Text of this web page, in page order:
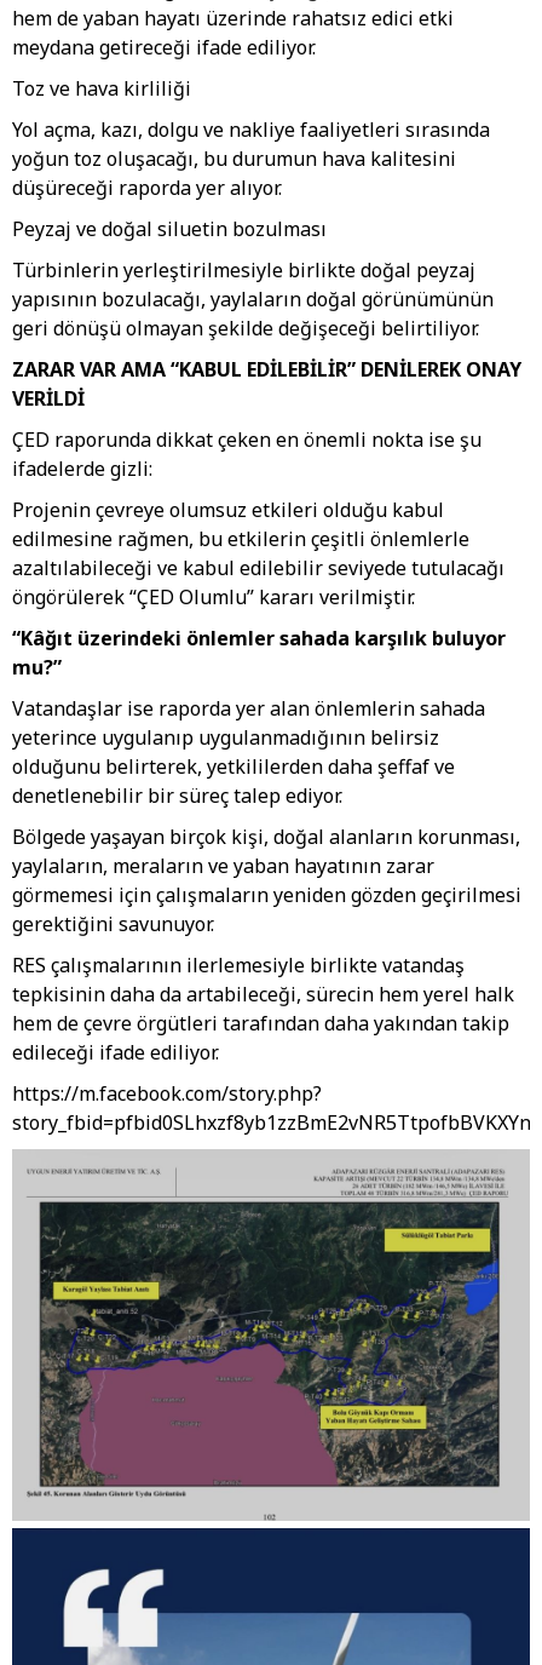
hem de yaban hayatı üzerinde rahatsız edici etki
meydana getireceği ifade ediliyor.
Toz ve hava kirliliği
Yol açma, kazı, dolgu ve nakliye faaliyetleri sırasında
yoğun toz oluşacağı, bu durumun hava kalitesini
düşüreceği raporda yer alıyor.
Peyzaj ve doğal siluetin bozulması
Türbinlerin yerleştirilmesiyle birlikte doğal peyzaj
yapısının bozulacağı, yaylaların doğal görünümünün
geri dönüşü olmayan şekilde değişeceği belirtiliyor.
ZARAR VAR AMA “KABUL EDİLEBİLİR” DENİLEREK ONAY
VERİLDİ
ÇED raporunda dikkat çeken en önemli nokta ise şu
ifadelerde gizli:
Projenin çevreye olumsuz etkileri olduğu kabul
edilmesine rağmen, bu etkilerin çeşitli önlemlerle
azaltılabileceği ve kabul edilebilir seviyede tutulacağı
öngörülerek “ÇED Olumlu” kararı verilmiştir.
“Kâğıt üzerindeki önlemler sahada karşılık buluyor
mu?”
Vatandaşlar ise raporda yer alan önlemlerin sahada
yeterince uygulanıp uygulanmadığının belirsiz
olduğunu belirterek, yetkililerden daha şeffaf ve
denetlenebilir bir süreç talep ediyor.
Bölgede yaşayan birçok kişi, doğal alanların korunması,
yaylaların, meraların ve yaban hayatının zarar
görmemesi için çalışmaların yeniden gözden geçirilmesi
gerektiğini savunuyor.
RES çalışmalarının ilerlemesiyle birlikte vatandaş
tepkisinin daha da artabileceği, sürecin hem yerel halk
hem de çevre örgütleri tarafından daha yakından takip
edileceği ifade ediliyor.
https://m.facebook.com/story.php?